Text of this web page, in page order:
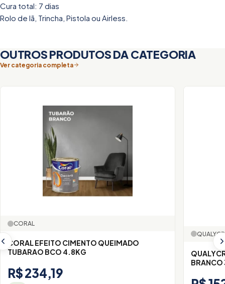
Cura total: 7 dias
Rolo de lã, Trincha, Pistola ou Airless.
OUTROS PRODUTOS DA CATEGORIA
Ver categoria completa
CORAL
CORAL EFEITO CIMENTO QUEIMADO
TUBARAO BCO 4.8KG
R$ 234,19